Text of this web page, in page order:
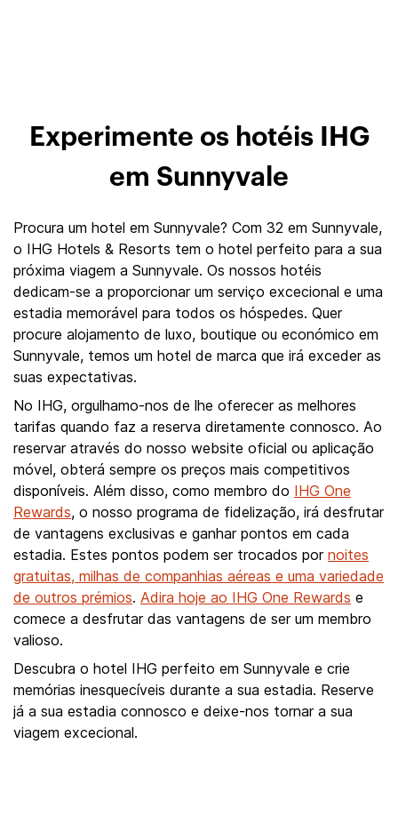
Experimente os hotéis IHG
em Sunnyvale
Procura um hotel em Sunnyvale? Com 32 em Sunnyvale,
o IHG Hotels & Resorts tem o hotel perfeito para a sua
próxima viagem a Sunnyvale. Os nossos hotéis
dedicam-se a proporcionar um serviço excecional e uma
estadia memorável para todos os hóspedes. Quer
procure alojamento de luxo, boutique ou económico em
Sunnyvale, temos um hotel de marca que irá exceder as
suas expectativas.
No IHG, orgulhamo-nos de lhe oferecer as melhores
tarifas quando faz a reserva diretamente connosco. Ao
reservar através do nosso website oficial ou aplicação
móvel, obterá sempre os preços mais competitivos
disponíveis. Além disso, como membro do IHG One
Rewards, o nosso programa de fidelização, irá desfrutar
de vantagens exclusivas e ganhar pontos em cada
estadia. Estes pontos podem ser trocados por noites
gratuitas, milhas de companhias aéreas e uma variedade
de outros prémios. Adira hoje ao IHG One Rewards e
comece a desfrutar das vantagens de ser um membro
valioso.
Descubra o hotel IHG perfeito em Sunnyvale e crie
memórias inesquecíveis durante a sua estadia. Reserve
já a sua estadia connosco e deixe-nos tornar a sua
viagem excecional.